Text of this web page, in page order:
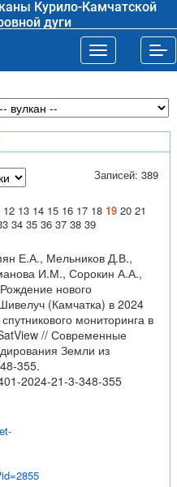
Курило-Камчатской
дуги
Toggle
Записей: 389
12 13 14 15 16 17 18 19 20 21
34 35 36 37 38 39
Е.А., Мельников Д.В.,
И.М., Сорокин А.А.,
нового
(Камчатка) в 2024
мониторинга в
// Современные
Земли из
355.
2024-21-3-348-355